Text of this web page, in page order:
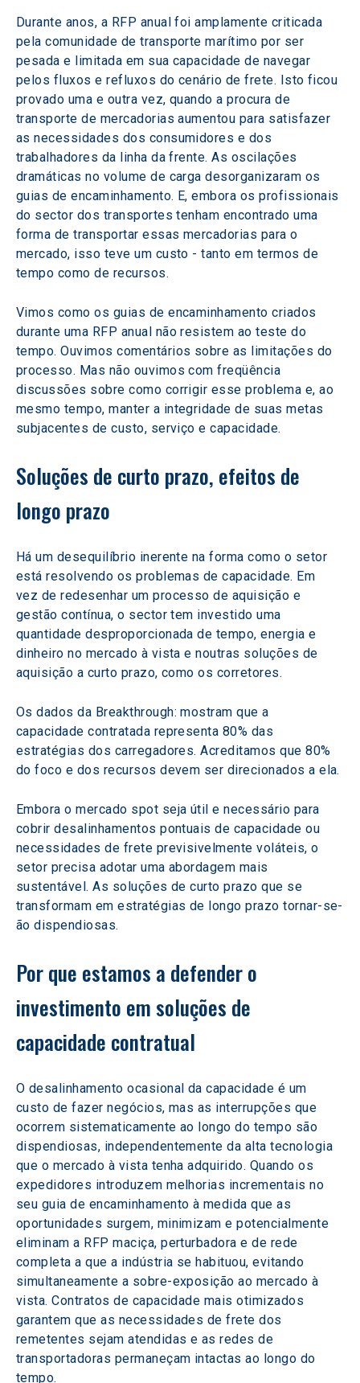
Durante anos, a RFP anual foi amplamente criticada
pela comunidade de transporte marítimo por ser
pesada e limitada em sua capacidade de navegar
pelos fluxos e refluxos do cenário de frete. Isto ficou
provado uma e outra vez, quando a procura de
transporte de mercadorias aumentou para satisfazer
as necessidades dos consumidores e dos
trabalhadores da linha da frente. As oscilações
dramáticas no volume de carga desorganizaram os
guias de encaminhamento. E, embora os profissionais
do sector dos transportes tenham encontrado uma
forma de transportar essas mercadorias para o
mercado, isso teve um custo - tanto em termos de
tempo como de recursos.
Vimos como os guias de encaminhamento criados
durante uma RFP anual não resistem ao teste do
tempo. Ouvimos comentários sobre as limitações do
processo. Mas não ouvimos com freqüência
discussões sobre como corrigir esse problema e, ao
mesmo tempo, manter a integridade de suas metas
subjacentes de custo, serviço e capacidade.
Soluções de curto prazo, efeitos de
longo prazo
Há um desequilíbrio inerente na forma como o setor
está resolvendo os problemas de capacidade. Em
vez de redesenhar um processo de aquisição e
gestão contínua, o sector tem investido uma
quantidade desproporcionada de tempo, energia e
dinheiro no mercado à vista e noutras soluções de
aquisição a curto prazo, como os corretores.
Os dados da Breakthrough: mostram que a
capacidade contratada representa 80% das
estratégias dos carregadores. Acreditamos que 80%
do foco e dos recursos devem ser direcionados a ela.
Embora o mercado spot seja útil e necessário para
cobrir desalinhamentos pontuais de capacidade ou
necessidades de frete previsivelmente voláteis, o
setor precisa adotar uma abordagem mais
sustentável. As soluções de curto prazo que se
transformam em estratégias de longo prazo tornar-se-
ão dispendiosas.
Por que estamos a defender o
investimento em soluções de
capacidade contratual
O desalinhamento ocasional da capacidade é um
custo de fazer negócios, mas as interrupções que
ocorrem sistematicamente ao longo do tempo são
dispendiosas, independentemente da alta tecnologia
que o mercado à vista tenha adquirido. Quando os
expedidores introduzem melhorias incrementais no
seu guia de encaminhamento à medida que as
oportunidades surgem, minimizam e potencialmente
eliminam a RFP maciça, perturbadora e de rede
completa a que a indústria se habituou, evitando
simultaneamente a sobre-exposição ao mercado à
vista. Contratos de capacidade mais otimizados
garantem que as necessidades de frete dos
remetentes sejam atendidas e as redes de
transportadoras permaneçam intactas ao longo do
tempo.